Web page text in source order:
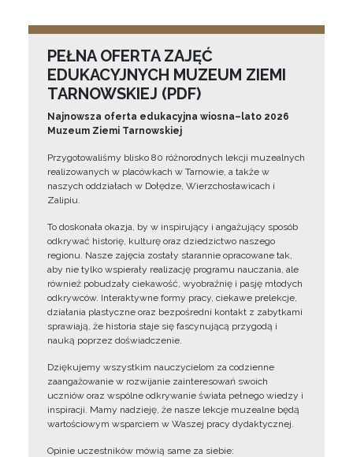
PEŁNA OFERTA ZAJĘĆ
EDUKACYJNYCH MUZEUM ZIEMI
TARNOWSKIEJ (PDF)
Najnowsza oferta edukacyjna wiosna–lato 2026
Muzeum Ziemi Tarnowskiej
Przygotowaliśmy blisko 80 różnorodnych lekcji muzealnych
realizowanych w placówkach w Tarnowie, a także w
naszych oddziałach w Dołędze, Wierzchosławicach i
Zalipiu.
To doskonała okazja, by w inspirujący i angażujący sposób
odkrywać historię, kulturę oraz dziedzictwo naszego
regionu. Nasze zajęcia zostały starannie opracowane tak,
aby nie tylko wspierały realizację programu nauczania, ale
również pobudzały ciekawość, wyobraźnię i pasję młodych
odkrywców. Interaktywne formy pracy, ciekawe prelekcje,
działania plastyczne oraz bezpośredni kontakt z zabytkami
sprawiają, że historia staje się fascynującą przygodą i
nauką poprzez doświadczenie.
Dziękujemy wszystkim nauczycielom za codzienne
zaangażowanie w rozwijanie zainteresowań swoich
uczniów oraz wspólne odkrywanie świata pełnego wiedzy i
inspiracji. Mamy nadzieję, że nasze lekcje muzealne będą
wartościowym wsparciem w Waszej pracy dydaktycznej.
Opinie uczestników mówią same za siebie: